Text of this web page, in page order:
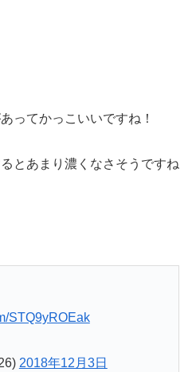
ってかっこいいですね！
とあまり濃くなさそうですね
STQ9yROEak
2018年12月3日